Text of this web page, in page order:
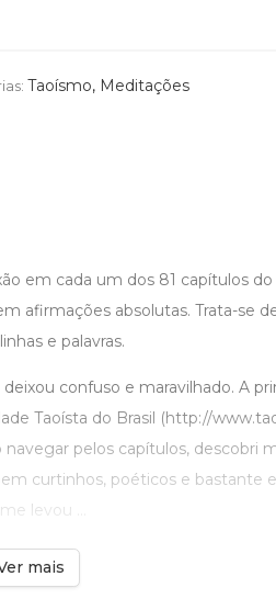
Taoísmo, Meditações
em cada um dos 81 capítulos do
afirmações absolutas. Trata-se
e palavras.
confuso e maravilhado. A
Taoísta do Brasil (http://
pelos capítulos, descobri
curtinhos, poéticos e bastante
levou ...
mais